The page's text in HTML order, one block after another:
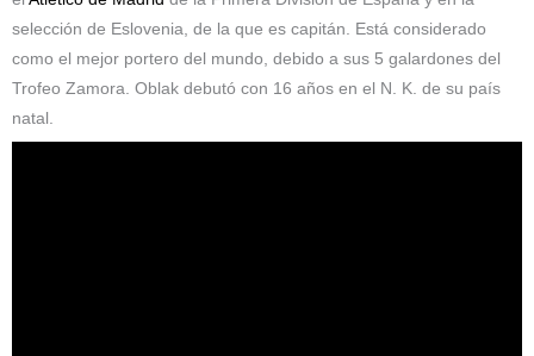
selección de Eslovenia, de la que es capitán. Está considerado
como el mejor portero del mundo, debido a sus 5 galardones del
Trofeo Zamora.​ Oblak debutó con 16 años en el N. K. de su país
natal.